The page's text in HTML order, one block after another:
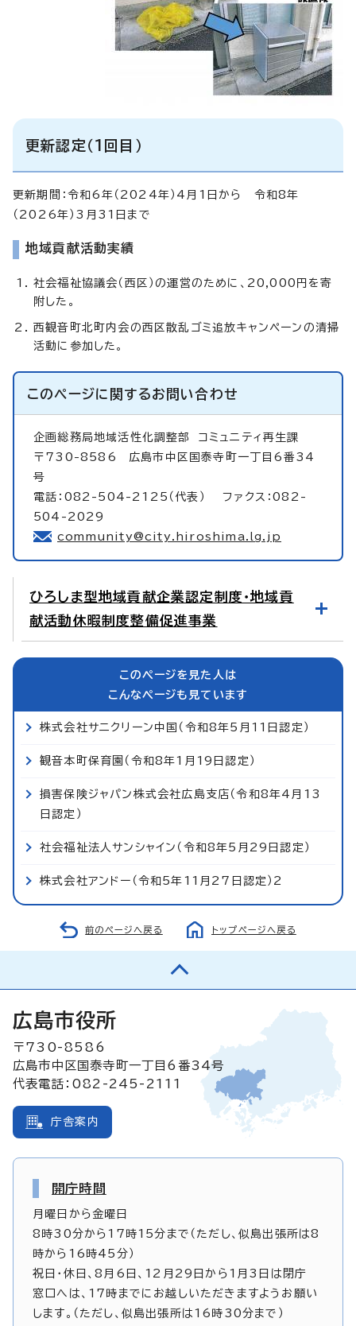
更新認定（1回目）
更新期間：令和6年（2024年）4月1日から 令和8年
（2026年）3月31日まで
地域貢献活動実績
社会福祉協議会（西区）の運営のために、20,000円を寄
附した。
西観音町北町内会の西区散乱ゴミ追放キャンペーンの清掃
活動に参加した。
このページに関するお問い合わせ
企画総務局地域活性化調整部 コミュニティ再生課
〒730-8586 広島市中区国泰寺町一丁目6番34
号
電話：082-504-2125（代表） ファクス：082-
504-2029
community@city.hiroshima.lg.jp
ひろしま型地域貢献企業認定制度・地域貢
献活動休暇制度整備促進事業
このページを見た人は
こんなページも見ています
株式会社サニクリーン中国（令和8年5月11日認定）
観音本町保育園（令和8年1月19日認定）
損害保険ジャパン株式会社広島支店（令和8年4月13
日認定）
社会福祉法人サンシャイン（令和8年5月29日認定）
株式会社アンドー（令和5年11月27日認定）2
前のページへ戻る トップページへ戻る
広島市役所
〒730-8586
広島市中区国泰寺町一丁目6番34号
代表電話：082-245-2111
庁舎案内
開庁時間
月曜日から金曜日
8時30分から17時15分まで（ただし、似島出張所は8
時から16時45分）
祝日・休日、8月6日、12月29日から1月3日は閉庁
窓口へは、17時までにお越しいただきますようお願い
します。（ただし、似島出張所は16時30分まで）